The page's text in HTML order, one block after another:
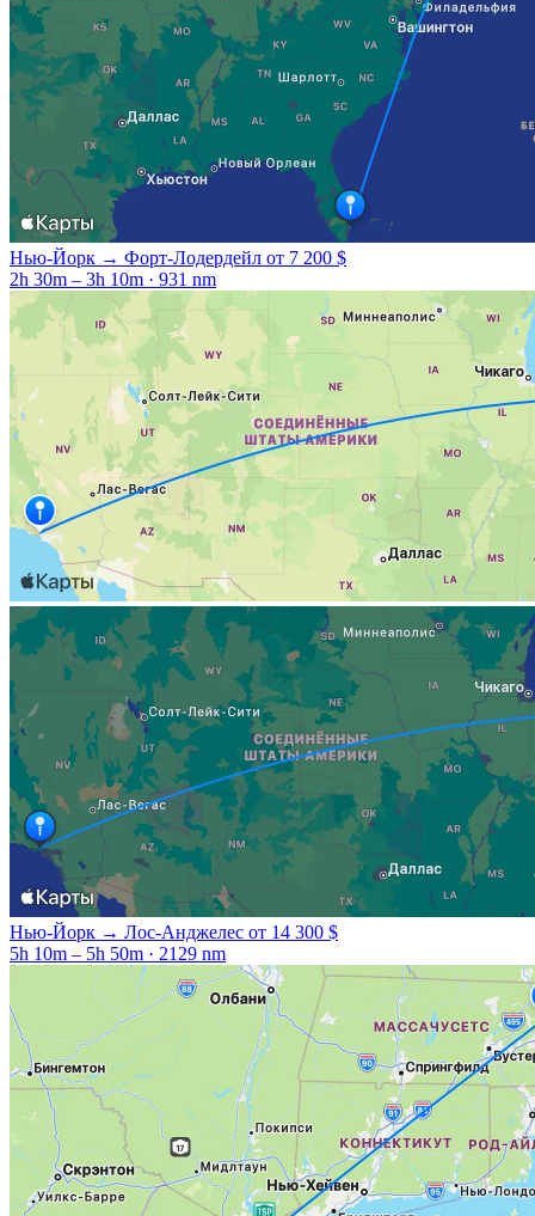
Нью-Йорк → Форт-Лодердейл от 7 200 $
2h 30m – 3h 10m · 931 nm
Нью-Йорк → Лос-Анджелес от 14 300 $
5h 10m – 5h 50m · 2129 nm